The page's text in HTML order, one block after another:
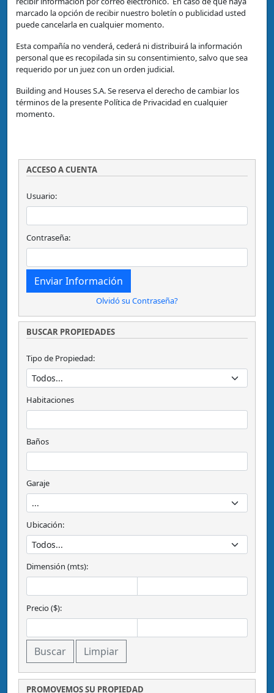
marcado la opción de recibir nuestro boletín o publicidad usted
puede cancelarla en cualquier momento.
Esta compañía no venderá, cederá ni distribuirá la información
personal que es recopilada sin su consentimiento, salvo que sea
requerido por un juez con un orden judicial.
Building and Houses S.A. Se reserva el derecho de cambiar los
términos de la presente Política de Privacidad en cualquier
momento.
ACCESO A CUENTA
Usuario:
Contraseña:
Olvidó su Contraseña?
BUSCAR PROPIEDADES
Tipo de Propiedad:
Habitaciones
Baños
Garaje
Ubicación:
Dimensión (mts):
Precio ($):
PROMOVEMOS SU PROPIEDAD